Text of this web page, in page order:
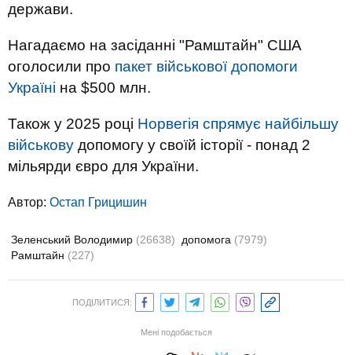
держави.
Нагадаємо на засіданні "Рамштайн" США
оголосили про пакет військової допомоги
Україні на $500 млн.
Також у 2025 році Норвегія спрямує найбільшу
військову допомогу у своїй історії - понад 2
мільярди євро для України.
Автор: Остап Грицишин
Зеленський Володимир (26638) допомога (7979)
Рамштайн (227)
ПОДІЛИТИСЯ:
Мені подобається